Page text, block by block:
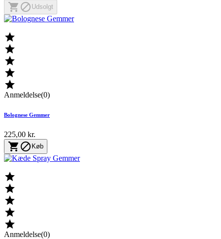
  Udsolgt





Anmeldelse(0)
Bolognese Gemmer
225,00 kr.
  Køb





Anmeldelse(0)